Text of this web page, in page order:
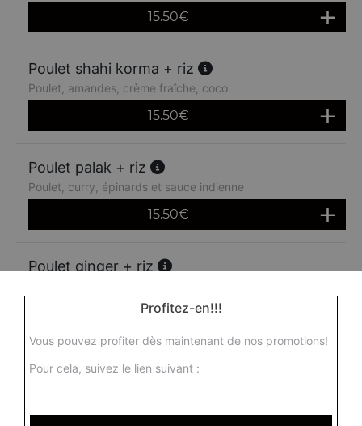
15.50€
Poulet shahi korma + riz
Poulet, amandes, crème fraîche, coco
15.50€
Poulet palak + riz
Poulet, curry, épinards et sauce indienne
15.50€
Poulet ginger + riz
Profitez-en!!!
Vous pouvez profiter dès maintenant de nos promotions!
Pour cela, suivez le lien suivant :